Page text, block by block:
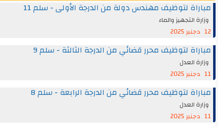
مباراة لتوظيف مهندس دولة من الدرجة الأولى - سلم 11
وزارة التجهيز والماء
12 دجنبر 2025
مباراة لتوظيف محرر قضائي من الدرجة الثالثة - سلم 9
وزارة العدل
11 دجنبر 2025
مباراة لتوظيف محرر قضائي من الدرجة الرابعة - سلم 8
وزارة العدل
11 دجنبر 2025